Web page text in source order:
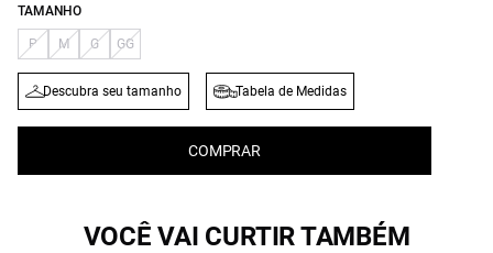
TAMANHO
P M G GG
Descubra seu tamanho Tabela de Medidas
COMPRAR
VOCÊ VAI CURTIR TAMBÉM